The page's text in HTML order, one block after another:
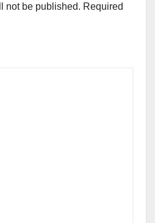
not be published. Required